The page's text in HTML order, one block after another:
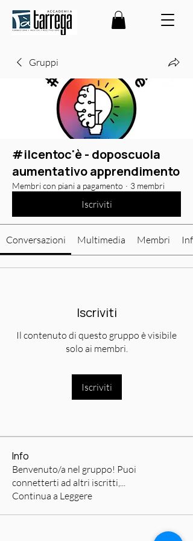
Gruppi
#ilcentoc'è - doposcuola
aumentativo apprendimento
Membri con piani a pagamento · 3 membri
Iscriviti
Conversazioni Multimedia Membri Info
Iscriviti
Il contenuto di questo gruppo è visibile
solo ai membri.
Iscriviti
Info
Benvenuto/a nel gruppo! Puoi
connetterti ad altri iscritti,
Continua a Leggere